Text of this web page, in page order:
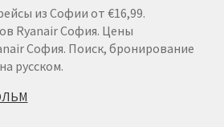
из Софии от €16,99.
Ryanair София. Цены
София. Поиск, бронирование
русском.